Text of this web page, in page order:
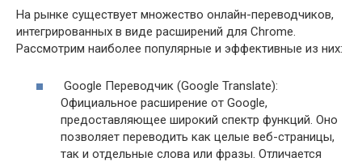
На рынке существует множество онлайн-переводчиков,
интегрированных в виде расширений для Chrome.
Рассмотрим наиболее популярные и эффективные из них:
Google Переводчик (Google Translate):
Официальное расширение от Google,
предоставляющее широкий спектр функций. Оно
позволяет переводить как целые веб-страницы,
так и отдельные слова или фразы. Отличается